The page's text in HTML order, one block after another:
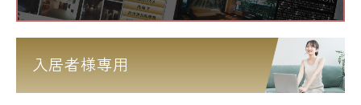
入居者様専用